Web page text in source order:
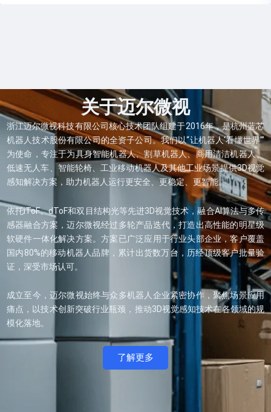
关于迈尔微视
浙江迈尔微视科技有限公司核心技术团队组建于2016年，是杭州蓝芯
机器人技术股份有限公司的全资子公司。我们以“让机器人‘看懂世界’”
为使命，专注于为具身智能机器人、割草机器人、商用清洁机器人、
低速无人车、智能轮椅、工业移动机器人及其他工业场景提供3D视觉
感知解决方案，助力机器人运行更安全、更稳定、更智能。
依托iToF、dToF和双目结构光等先进3D视觉技术，融合AI算法与多传
感器融合方案，迈尔微视经过多轮产品迭代，打造出高性能的明星级
软硬件一体化解决方案。方案已广泛应用于行业头部企业，客户覆盖
国内80%的移动机器人品牌，累计出货数万台，历经顶级客户批量验
证，深受市场认可。
成立至今，迈尔微视始终与众多机器人企业紧密协作，聚焦场景应用
痛点，以技术创新突破行业瓶颈，推动3D视觉感知技术在各领域的规
模化落地。
了解更多